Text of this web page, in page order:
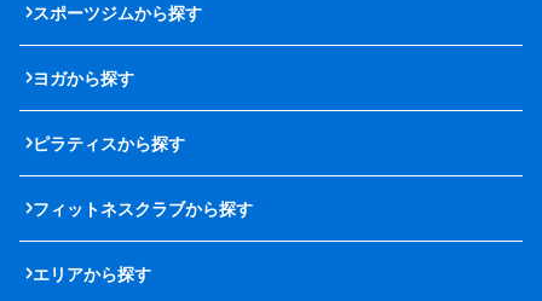
スポーツジムから探す
ヨガから探す
ピラティスから探す
フィットネスクラブから探す
エリアから探す